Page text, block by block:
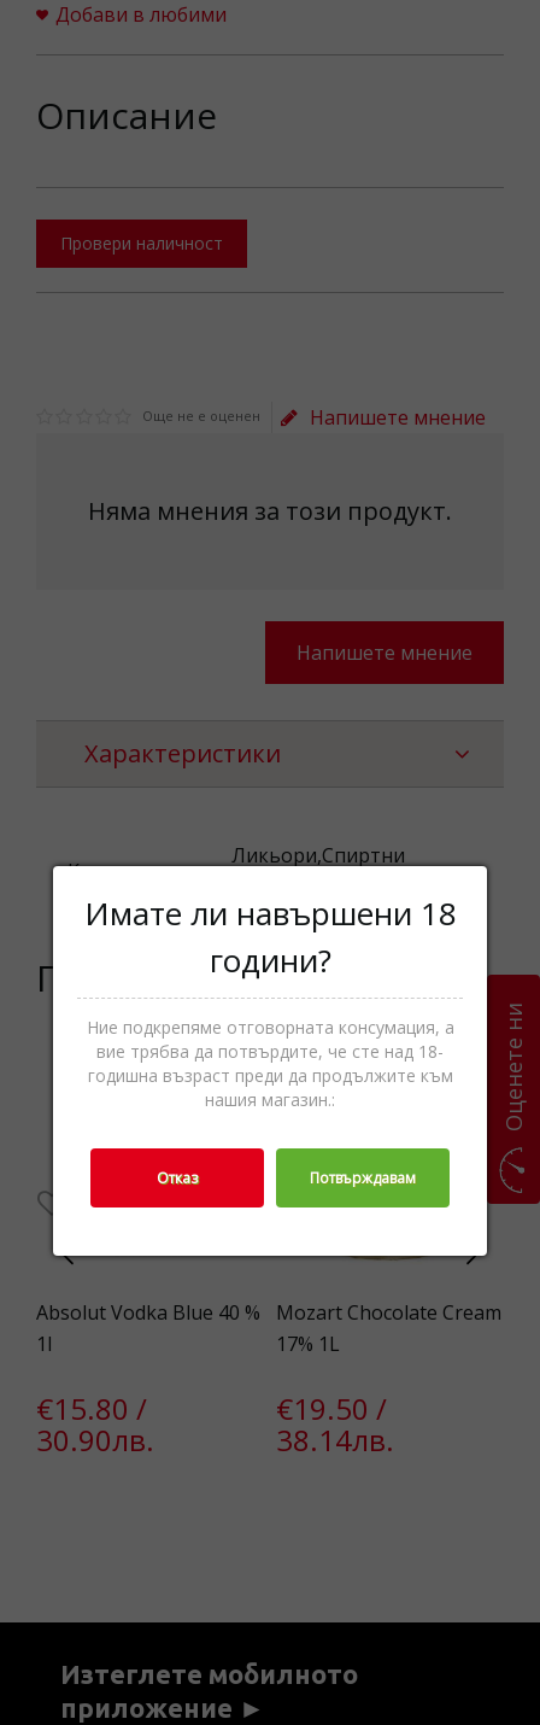
Добави в любими
Описание
Провери наличност
Още не е оценен Напишете мнение
Няма мнения за този продукт.
Напишете мнение
Характеристики
Категории
Ликьори,Спиртни
Подобни продукти
Absolut Vodka Blue 40 %
1l
€15.80 /
30.90лв.
Mozart Chocolate Cream
17% 1L
€19.50 /
38.14лв.
Изтеглете мобилното
приложение ►
Оценете ни
Имате ли навършени 18
години?
Ние подкрепяме отговорната консумация, а
вие трябва да потвърдите, че сте над 18-
годишна възраст преди да продължите към
нашия магазин.:
Отказ Потвърждавам